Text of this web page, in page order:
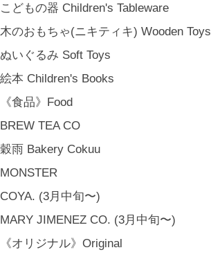
こどもの器 Children's Tableware
木のおもちゃ(ニキティキ) Wooden Toys
ぬいぐるみ Soft Toys
絵本 Children's Books
《食品》Food
BREW TEA CO
穀雨 Bakery Cokuu
MONSTER
COYA. (3月中旬〜)
MARY JIMENEZ CO. (3月中旬〜)
《オリジナル》Original
《季節のもの》Seasonal
春 Spring
夏 Summer
秋 Autumn
冬 Winter
節句 Seasonal Celebrations
《ご予約》Made to Order